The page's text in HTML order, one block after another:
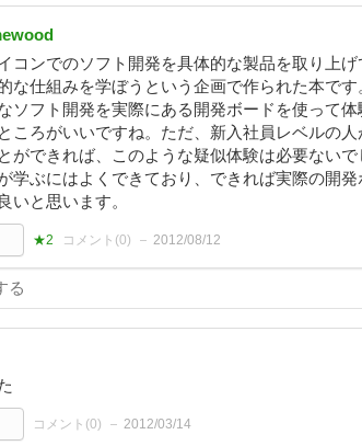
コンでのソフト開発を具体的な製品を取り上
な仕組みを学ぼうという企画で作られた本で
ソフト開発を実際にある開発ボードを使って
ころがいいですね。ただ、新入社員レベルの
ができれば、このような疑似体験は必要ない
学ぶにはよくできており、できれば実際の開
いと思います。
★2 コメント(0) 2012/08/12
コメント(0) 2012/03/14